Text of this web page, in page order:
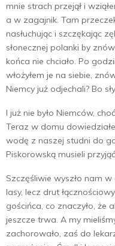
mnie strach przejął i
a w zagajnik. Tam
nasłuchując i szczękając
słonecznej polanki by
końca nie chciało. Po
włożyłem je na siebie,
Niemcy już odjechali? Bo
I już nie było Niemców,
Teraz w domu
wodę z naszej studni do
Piskorowską musieli
Szczęśliwie wyszło nam
lasy, lecz drut
gościńca, co znaczyło, że
jeszcze trwa. A my
zachorowało, zaś do